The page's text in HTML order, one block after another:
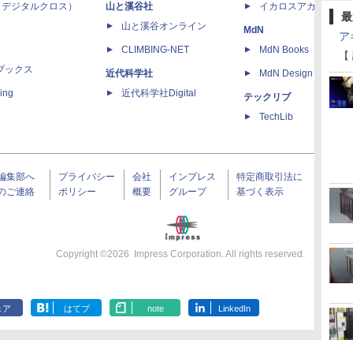
ア
ジタルクロス）
ックス
山と溪谷社
山と溪谷オンライン
CLIMBING-NET
近代科学社
近代科学社Digital
イカロスアカデミー
MdN
MdN Books
MdN Design
テックリブ
TechLib
集部へ
ご連絡
プライバシー
ポリシー
会社
概要
インプレス
グループ
特定商取引法に
基づく表示
Copyright ©2026 Impress Corporation. All rights reserved.
ア はてブ note LinkedIn